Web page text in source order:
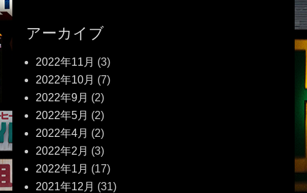
アーカイブ
2022年11月 (3)
2022年10月 (7)
2022年9月 (2)
2022年5月 (2)
2022年4月 (2)
2022年2月 (3)
2022年1月 (17)
2021年12月 (31)